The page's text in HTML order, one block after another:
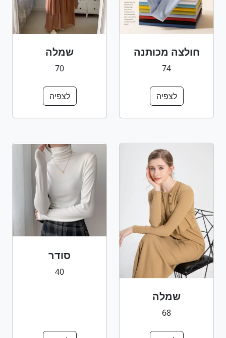
חולצה מכותנה
74
לצפיה
שמלה
70
לצפיה
שמלה
68
סודר
40